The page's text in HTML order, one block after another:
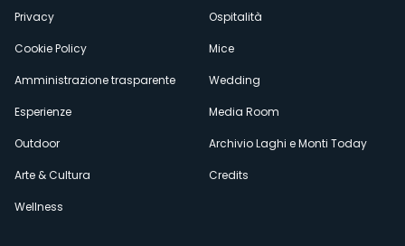
Privacy
Cookie Policy
Amministrazione trasparente
Esperienze
Outdoor
Arte & Cultura
Wellness
Ospitalità
Mice
Wedding
Media Room
Archivio Laghi e Monti Today
Credits